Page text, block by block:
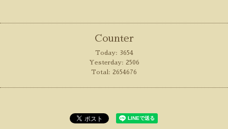
Counter
Today: 3654
Yesterday: 2506
Total: 2654676